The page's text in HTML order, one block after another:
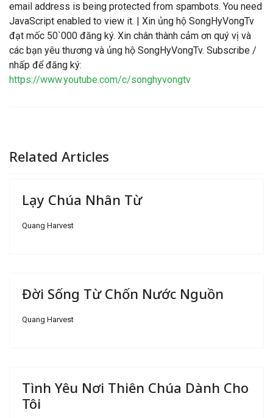
email address is being protected from spambots. You need
JavaScript enabled to view it. | Xin ủng hộ SongHyVongTv
đạt mốc 50`000 đăng ký. Xin chân thành cảm ơn quý vị và
các bạn yêu thương và ủng hộ SongHyVongTv. Subscribe /
nhấp để đăng ký:
https://www.youtube.com/c/songhyvongtv
Related Articles
Lạy Chúa Nhân Từ
Quang Harvest
Đời Sống Từ Chốn Nước Nguồn
Quang Harvest
Tình Yêu Nơi Thiên Chúa Dành Cho
Tôi